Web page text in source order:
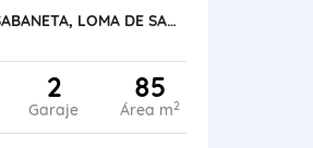
VENTA APARTAMENTO SABANETA, LOMA DE SAN JOSÉ
2
Garaje
85
Área m2